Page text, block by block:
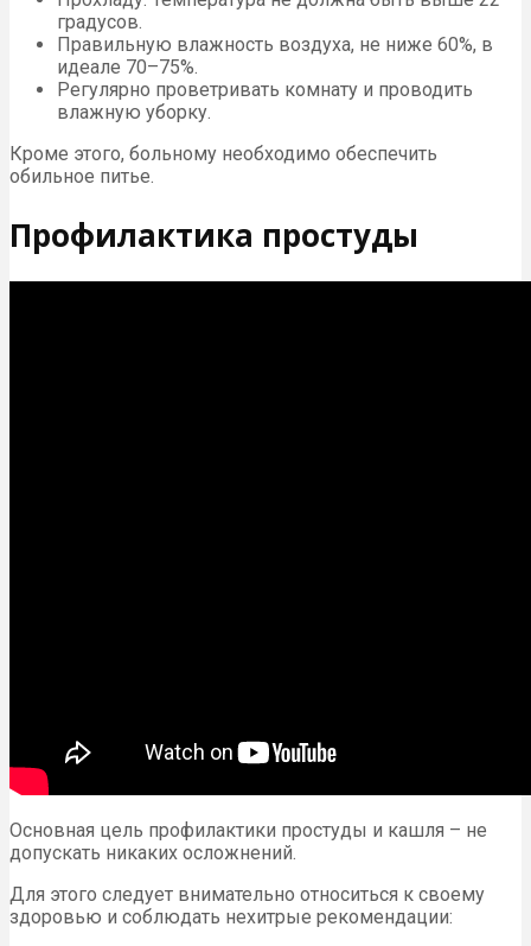
градусов.
Правильную влажность воздуха, не ниже 60%, в
идеале 70–75%.
Регулярно проветривать комнату и проводить
влажную уборку.
Кроме этого, больному необходимо обеспечить
обильное питье.
Профилактика простуды
Основная цель профилактики простуды и кашля – не
допускать никаких осложнений.
Для этого следует внимательно относиться к своему
здоровью и соблюдать нехитрые рекомендации: